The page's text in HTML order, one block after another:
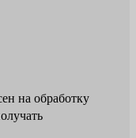
на обработку